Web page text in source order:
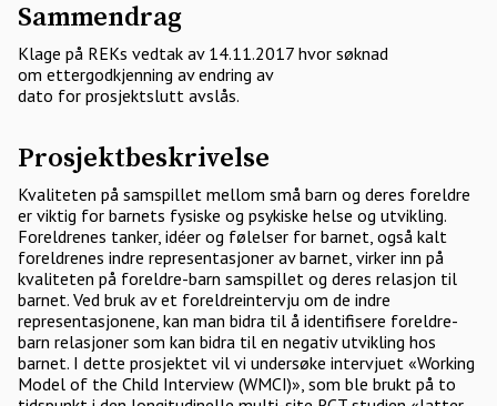
Sammendrag
Klage på REKs vedtak av 14.11.2017 hvor søknad
om ettergodkjenning av endring av
dato for prosjektslutt avslås.
Prosjektbeskrivelse
Kvaliteten på samspillet mellom små barn og deres foreldre
er viktig for barnets fysiske og psykiske helse og utvikling.
Foreldrenes tanker, idéer og følelser for barnet, også kalt
foreldrenes indre representasjoner av barnet, virker inn på
kvaliteten på foreldre-barn samspillet og deres relasjon til
barnet. Ved bruk av et foreldreintervju om de indre
representasjonene, kan man bidra til å identifisere foreldre-
barn relasjoner som kan bidra til en negativ utvikling hos
barnet. I dette prosjektet vil vi undersøke intervjuet «Working
Model of the Child Interview (WMCI)», som ble brukt på to